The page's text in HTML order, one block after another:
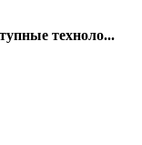
техноло...